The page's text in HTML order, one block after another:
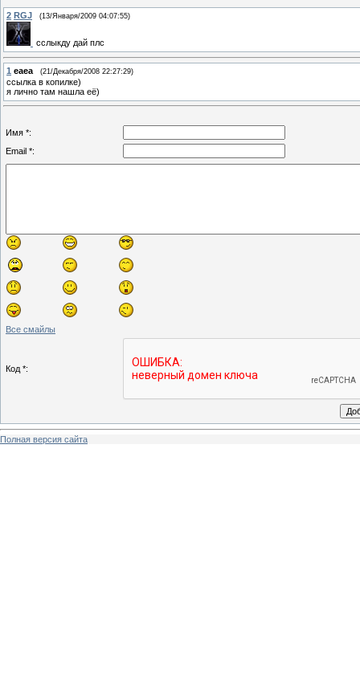
2 RGJ (13/Января/2009 04:07:55)
сслыкду дай плс
1 eaea (21/Декабря/2008 22:27:29)
ссылка в копилке)
я лично там нашла её)
Имя *:
Email *:
Все смайлы
Код *:
Полная версия сайта